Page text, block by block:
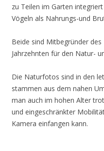
zu Teilen im Garten
Vögeln als Nahrungs-und
Beide sind Mitbegründer
Jahrzehnten für den Natur-
Die Naturfotos sind in den
stammen aus dem nahen
man auch im hohen Alter
und eingeschränkter
Kamera einfangen kann.